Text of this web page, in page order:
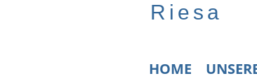
Riesa
HOME